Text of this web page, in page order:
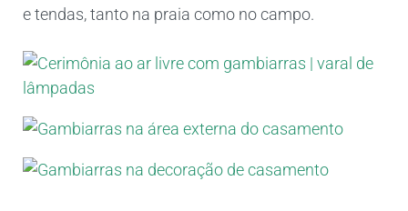
e tendas, tanto na praia como no campo.